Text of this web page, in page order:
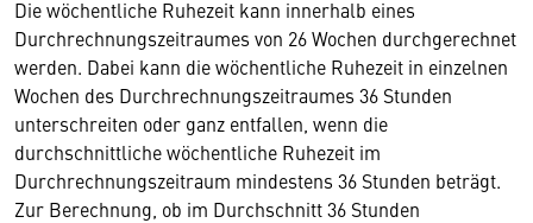
Die wöchentliche Ruhezeit kann innerhalb eines
Durchrechnungszeitraumes von 26 Wochen durchgerechnet
werden. Dabei kann die wöchentliche Ruhezeit in einzelnen
Wochen des Durchrechnungszeitraumes 36 Stunden
unterschreiten oder ganz entfallen, wenn die
durchschnittliche wöchentliche Ruhezeit im
Durchrechnungszeitraum mindestens 36 Stunden beträgt.
Zur Berechnung, ob im Durchschnitt 36 Stunden